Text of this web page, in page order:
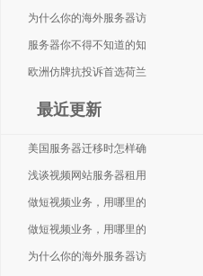
为什么你的海外服务器访
服务器你不得不知道的知
欧洲仿牌抗投诉首选荷兰
最近更新
美国服务器迁移时怎样确
浅谈视频网站服务器租用
做短视频业务，用哪里的
做短视频业务，用哪里的
为什么你的海外服务器访